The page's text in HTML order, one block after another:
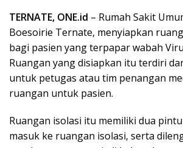
TERNATE, ONE.id – Rumah Sakit
Boesoirie Ternate, menyiapkan
bagi pasien yang terpapar wabah
Ruangan yang disiapkan itu terdiri
untuk petugas atau tim penangan
ruangan untuk pasien.
Ruangan isolasi itu memiliki dua
masuk ke ruangan isolasi, serta